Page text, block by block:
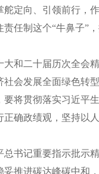
舵定向、引领前行，
责任制这个“牛鼻子”
大和二十届历次全会精
社会发展全面绿色转
将贯彻落实习近平
确政绩观， 坚持以
总书记重要指示批示
妥推进碳达峰碳中和